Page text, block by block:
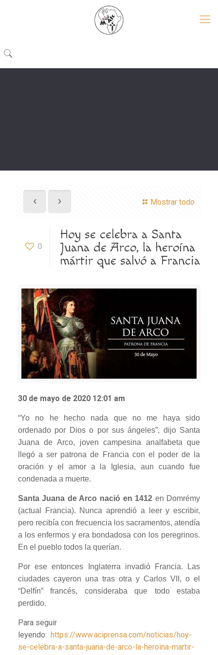
Mostrar todo
0
Hoy se celebra a Santa
Juana de Arco, la heroína
mártir que salvó a Francia
30 de mayo de 2020 12:01 am
“Yo no he hecho nada que no me haya sido
ordenado por Dios o por sus ángeles”, dijo Santa
Juana de Arco, joven campesina analfabeta que
llegó a ser patrona de Francia con el poder de la
oración y el amor a la Iglesia, aun cuando fue
condenada a muerte.
Santa Juana de Arco nació en 1412 en Domrémy
(actual Francia). Nunca aprendió a leer y escribir,
pero recibía con frecuencia los sacramentos, atendía
a los enfermos y era bondadosa con los peregrinos.
En el pueblo todos la querían.
Por ese entonces Inglaterra invadió Francia. Las
ciudades cayeron una tras otra y Carlos VII, o el
“Delfín” francés, consideraba que todo estaba
perdido.
Para seguir
leyendo: https://www.aciprensa.com/noticias/hoy-
se-celebra-a-santa-juana-de-arco-la-heroina-martir-